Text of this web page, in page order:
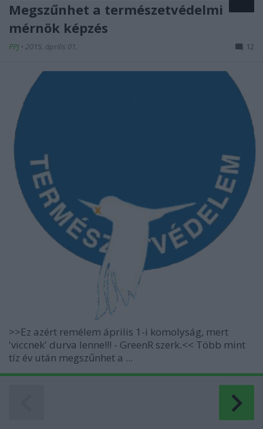
Megszűnhet a természetvédelmi
mérnök képzés
PPJ • 2015. április 01. 12
>>Ez azért remélem április 1-i komolyság, mert
'viccnek' durva lenne!!! - GreenR szerk.<< Több mint
tíz év után megszűnhet a ...